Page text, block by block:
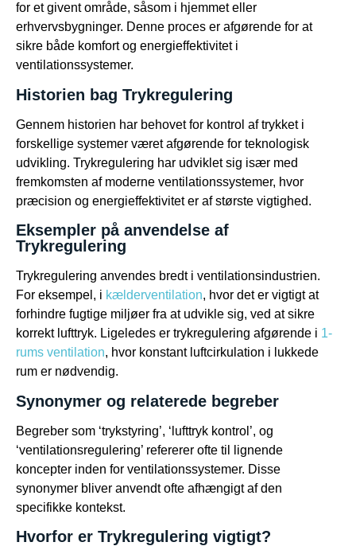
for et givent område, såsom i hjemmet eller
erhvervsbygninger. Denne proces er afgørende for at
sikre både komfort og energieffektivitet i
ventilationssystemer.
Historien bag Trykregulering
Gennem historien har behovet for kontrol af trykket i
forskellige systemer været afgørende for teknologisk
udvikling. Trykregulering har udviklet sig især med
fremkomsten af moderne ventilationssystemer, hvor
præcision og energieffektivitet er af største vigtighed.
Eksempler på anvendelse af
Trykregulering
Trykregulering anvendes bredt i ventilationsindustrien.
For eksempel, i kælderventilation, hvor det er vigtigt at
forhindre fugtige miljøer fra at udvikle sig, ved at sikre
korrekt lufttryk. Ligeledes er trykregulering afgørende i 1-
rums ventilation, hvor konstant luftcirkulation i lukkede
rum er nødvendig.
Synonymer og relaterede begreber
Begreber som ‘trykstyring’, ‘lufttryk kontrol’, og
‘ventilationsregulering’ refererer ofte til lignende
koncepter inden for ventilationssystemer. Disse
synonymer bliver anvendt ofte afhængigt af den
specifikke kontekst.
Hvorfor er Trykregulering vigtigt?